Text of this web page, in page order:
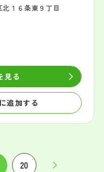
１６条東９丁目
追加する
見る
20